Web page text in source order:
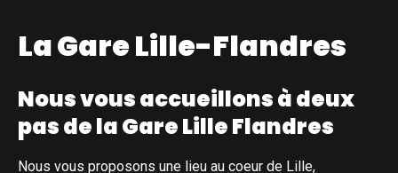
La Gare Lille-Flandres
Nous vous accueillons à deux
pas de la Gare Lille Flandres
Nous vous proposons une lieu au coeur de Lille,